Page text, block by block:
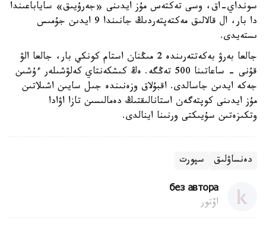
سونداي-اق، وسى تەكتەس مۇز ايدىنى «جەرۇيىق» ساياباعىندا
دا بار، ال قالالىق مەكتەپتەردىڭ جانىندا 9 ايدىن جۇمىس
ىستەيدى.
جالعا بەرۋ بەكەتتەرىندە 2 مىڭنان استام كونكي بار، جالعا الۋ
قۇنى - ساعاتىنا 500 تەڭگە. ەڭ كىشكەنتاي كەلۋشىلەر ءۇشىن
جەكە ايدىن جاسالدى. اقبۇلاق وزەنىندە جىل سايىن اشىلاتىن
مۇز ايدىنى كوپتەگەن استانالىقتىڭ دەمالىسىن تازا اۋادا
وتكىزەتىن سۇيىكتى ورنىنا اينالدى.
دەنساۋلىق سپورت
без автора
اۆتور